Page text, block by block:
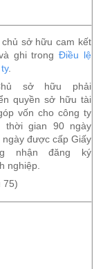
sở hữu cam kết
ghi trongĐiều lệ
.
sở hữu phải
quyền sở hữu tài
vốn cho công ty
thời gian 90 ngày
ngày được cấp Giấy
nhận đăng ký
nghiệp.
75)